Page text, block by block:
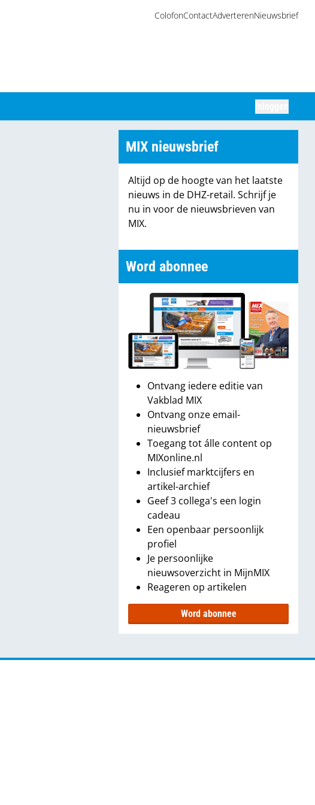
ColofonContactAdverterenNieuwsbrief
MIX nieuwsbrief
Altijd op de hoogte van het laatste
nieuws in de DHZ-retail. Schrijf je
nu in voor de nieuwsbrieven van
MIX.
Word abonnee
Ontvang iedere editie van
Vakblad MIX
Ontvang onze email-
nieuwsbrief
Toegang tot álle content op
MIXonline.nl
Inclusief marktcijfers en
artikel-archief
Geef 3 collega's een login
cadeau
Een openbaar persoonlijk
profiel
Je persoonlijke
nieuwsoverzicht in MijnMIX
Reageren op artikelen
Word abonnee